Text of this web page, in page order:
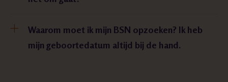
Waarom moet ik mijn BSN opzoeken? Ik heb
mijn geboortedatum altijd bij de hand.